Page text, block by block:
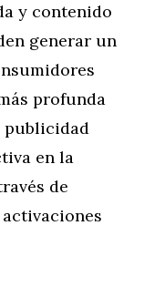
y contenido
generar un
profunda
publicidad
en la
de